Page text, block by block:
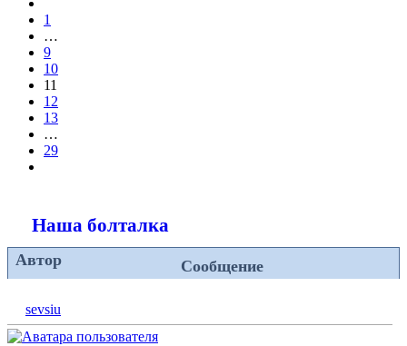
29
1
…
9
10
11
12
13
…
29
Наша болталка
Автор Сообщение
sevsiu